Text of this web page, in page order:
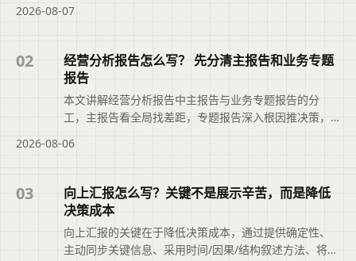
2026-08-07
02
经营分析报告怎么写？ 先分清主报告和业务专题
报告
本文讲解经营分析报告中主报告与业务专题报告的分
工，主报告看全局找差距，专题报告深入根因推决策，
善。
2026-08-06
03
向上汇报怎么写？关键不是展示辛苦，而是降低
决策成本
向上汇报的关键在于降低决策成本，通过提供确定性、
主动同步关键信息、采用时间/因果/结构叙述方法、将问